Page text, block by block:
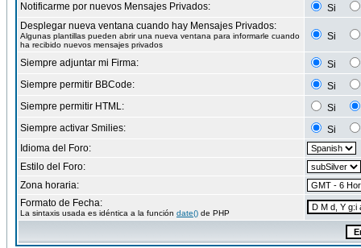
Notificarme por nuevos Mensajes Privados:
Si
Desplegar nueva ventana cuando hay Mensajes Privados:
Algunas plantillas pueden abrir una nueva ventana para informarle cuando
ha recibido nuevos mensajes privados
Si
Siempre adjuntar mi Firma:
Si
Siempre permitir BBCode:
Si
Siempre permitir HTML:
Si
Siempre activar Smilies:
Si
Idioma del Foro:
Estilo del Foro:
Zona horaria:
Formato de Fecha:
La sintaxis usada es idéntica a la función date() de PHP